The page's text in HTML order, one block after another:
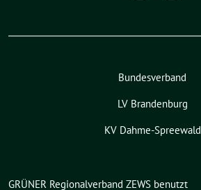
Bundesverband
LV Brandenburg
KV Dahme-Spreewald
GRÜNER Regionalverband ZEWS benutzt